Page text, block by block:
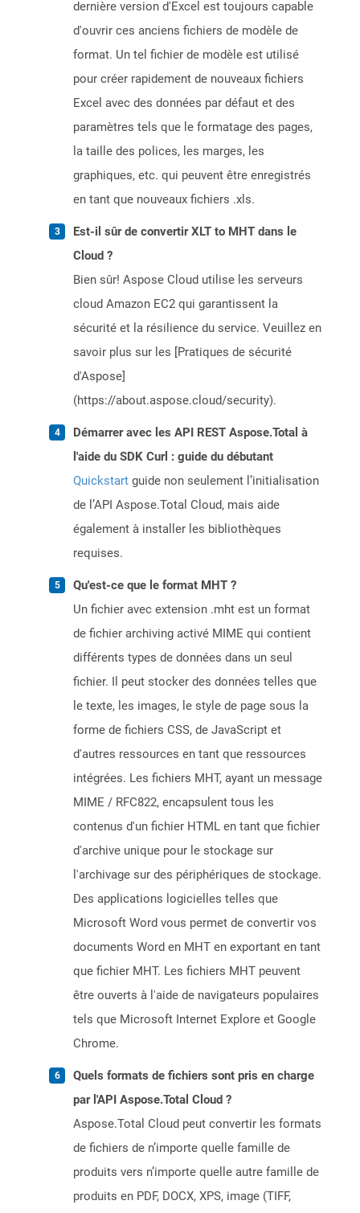
dernière version d'Excel est toujours capable
d'ouvrir ces anciens fichiers de modèle de
format. Un tel fichier de modèle est utilisé
pour créer rapidement de nouveaux fichiers
Excel avec des données par défaut et des
paramètres tels que le formatage des pages,
la taille des polices, les marges, les
graphiques, etc. qui peuvent être enregistrés
en tant que nouveaux fichiers .xls.
Est-il sûr de convertir XLT to MHT dans le
Cloud ?
Bien sûr! Aspose Cloud utilise les serveurs
cloud Amazon EC2 qui garantissent la
sécurité et la résilience du service. Veuillez en
savoir plus sur les [Pratiques de sécurité
d'Aspose]
(https://about.aspose.cloud/security).
Démarrer avec les API REST Aspose.Total à
l'aide du SDK Curl : guide du débutant
Quickstart guide non seulement l’initialisation
de l’API Aspose.Total Cloud, mais aide
également à installer les bibliothèques
requises.
Qu'est-ce que le format MHT ?
Un fichier avec extension .mht est un format
de fichier archiving activé MIME qui contient
différents types de données dans un seul
fichier. Il peut stocker des données telles que
le texte, les images, le style de page sous la
forme de fichiers CSS, de JavaScript et
d'autres ressources en tant que ressources
intégrées. Les fichiers MHT, ayant un message
MIME / RFC822, encapsulent tous les
contenus d'un fichier HTML en tant que fichier
d'archive unique pour le stockage sur
l'archivage sur des périphériques de stockage.
Des applications logicielles telles que
Microsoft Word vous permet de convertir vos
documents Word en MHT en exportant en tant
que fichier MHT. Les fichiers MHT peuvent
être ouverts à l'aide de navigateurs populaires
tels que Microsoft Internet Explore et Google
Chrome.
Quels formats de fichiers sont pris en charge
par l'API Aspose.Total Cloud ?
Aspose.Total Cloud peut convertir les formats
de fichiers de n’importe quelle famille de
produits vers n’importe quelle autre famille de
produits en PDF, DOCX, XPS, image (TIFF,